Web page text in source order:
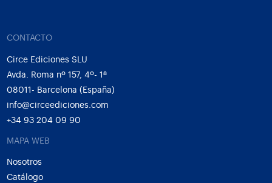
CONTACTO
Circe Ediciones SLU
Avda. Roma nº 157, 4º- 1ª
08011- Barcelona (España)
info@circeediciones.com
+34 93 204 09 90
MAPA WEB
Nosotros
Catálogo